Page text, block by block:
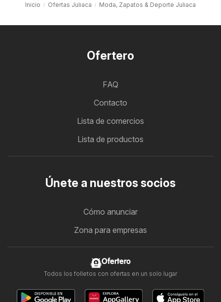
Inicio Ofertas Juliaca Moda, Zapatos & Deporte Juliaca
Ofertero
FAQ
Contacto
Lista de comercios
Lista de productos
Únete a nuestros socios
Cómo anunciar
Zona para empresas
Ofertero
Todos los folletos con ofertas en un solo lugar